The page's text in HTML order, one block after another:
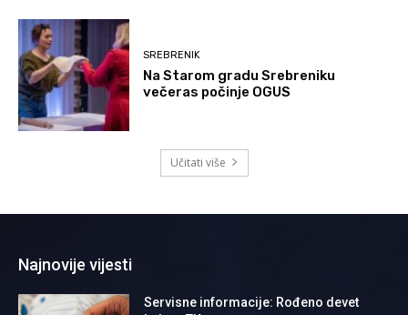
SREBRENIK
Na Starom gradu Srebreniku
večeras počinje OGUS
Učitati više
Najnovije vijesti
Servisne informacije: Rođeno devet